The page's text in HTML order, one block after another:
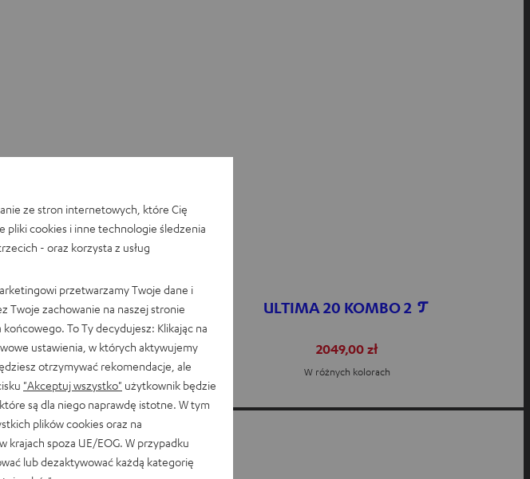
Club Edition
zł
ULTIMA 20 KOMBO 2
2049,00 zł
W różnych kolorach
ze stron internetowych, które Cię
pliki cookies i inne technologie śledzenia
- oraz korzysta z usług
przetwarzamy Twoje dane i
Twoje zachowanie na naszej stronie
To Ty decydujesz: Klikając na
ustawienia, w których aktywujemy
otrzymywać rekomendacje, ale
"Akceptuj wszystko" użytkownik będzie
są dla niego naprawdę istotne. W tym
plików cookies oraz na
krajach spoza UE/EOG. W przypadku
lub dezaktywować każdą kategorię